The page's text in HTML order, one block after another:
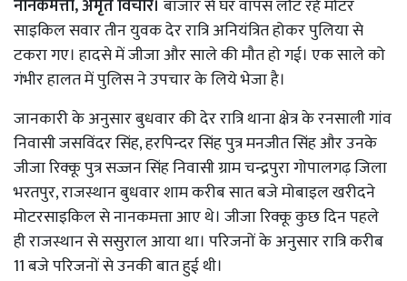
नानकमत्ता, अमृत विचार। बाजार से घर वापस लौट रहे मोटर
साइकिल सवार तीन युवक देर रात्रि अनियंत्रित होकर पुलिया से
टकरा गए। हादसे में जीजा और साले की मौत हो गई। एक साले को
गंभीर हालत में पुलिस ने उपचार के लिये भेजा है।
जानकारी के अनुसार बुधवार की देर रात्रि थाना क्षेत्र के रनसाली गांव
निवासी जसविंदर सिंह, हरपिन्दर सिंह पुत्र मनजीत सिंह और उनके
जीजा रिक्कू पुत्र सज्जन सिंह निवासी ग्राम चन्द्रपुरा गोपालगढ़ जिला
भरतपुर, राजस्थान बुधवार शाम करीब सात बजे मोबाइल खरीदने
मोटरसाइकिल से नानकमत्ता आए थे। जीजा रिक्कू कुछ दिन पहले
ही राजस्थान से ससुराल आया था। परिजनों के अनुसार रात्रि करीब
11 बजे परिजनों से उनकी बात हुई थी।